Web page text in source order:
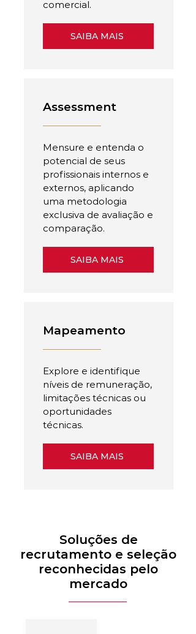
comercial.
SAIBA MAIS
Assessment
Mensure e entenda o
potencial de seus
profissionais internos e
externos, aplicando
uma metodologia
exclusiva de avaliação e
comparação.
SAIBA MAIS
Mapeamento
Explore e identifique
níveis de remuneração,
limitações técnicas ou
oportunidades
técnicas.
SAIBA MAIS
Soluções de
recrutamento e seleção
reconhecidas pelo
mercado